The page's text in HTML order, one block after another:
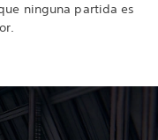
ninguna partida es